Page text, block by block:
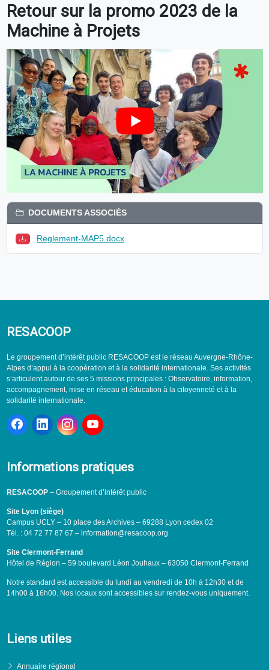
Retour sur la promo 2023 de la
Machine à Projets
DOCUMENTS ASSOCIÉS
Reglement-MAP5.docx
RESACOOP
Le groupement d’intérêt public RESACOOP est le réseau Auvergne-Rhône-
Alpes d’appui à la coopération et à la solidarité internationale. Ses activités
s’articulent autour de ses 5 missions principales : Observatoire, information,
accompagnement, mise en réseau et éducation à la citoyenneté et à la
solidarité internationale.
Informations pratiques
RESACOOP– Groupement d’intérêt public
Site Lyon (siège)
Campus UCLY – 10 place des Archives – 69288 Lyon cedex 02
Tél. : 04 72 77 87 67 – information@resacoop.org
Site Clermont-Ferrand
Hôtel de Région – 59 boulevard Léon Jouhaux – 63050 Clermont-Ferrand
Notre standard est accessible du lundi au vendredi de 10h à 12h30 et de
14h00 à 16h00. Nos locaux sont accessibles sur rendez-vous uniquement.
Liens utiles
Annuaire régional